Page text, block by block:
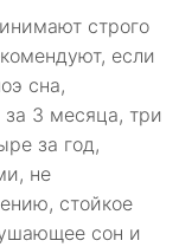
строго
если
сна,
за 3 месяца, три
за год,
не
стойкое
сон и